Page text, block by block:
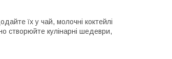
їх у чай, молочні коктейлі
створюйте кулінарні шедеври,